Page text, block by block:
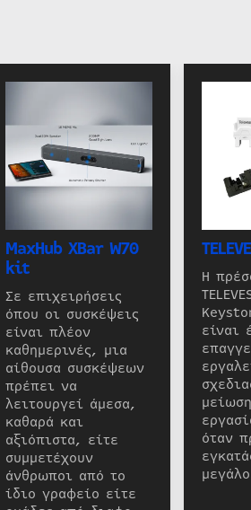
MaxHub XBar W70
kit
Σε επιχειρήσεις
όπου οι συσκέψεις
είναι πλέον
καθημερινές, μια
αίθουσα συσκέψεων
πρέπει να
λειτουργεί άμεσα,
καθαρά και
αξιόπιστα, είτε
συμμετέχουν
άνθρωποι από το
ίδιο γραφείο είτε
Η
είναι
όταν